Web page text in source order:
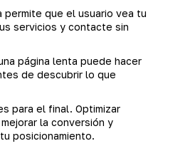
permite que el usuario vea tu
servicios y contacte sin
página lenta puede hacer
de descubrir lo que
para el final. Optimizar
la conversión y
posicionamiento.